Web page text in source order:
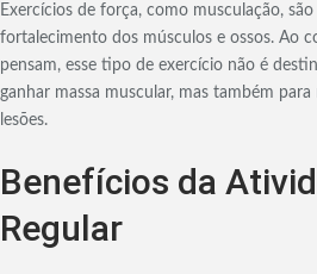
Exercícios de força, como musculação,
fortalecimento dos músculos e ossos. Ao
pensam, esse tipo de exercício não é
ganhar massa muscular, mas também
lesões.
Benefícios da
Regular